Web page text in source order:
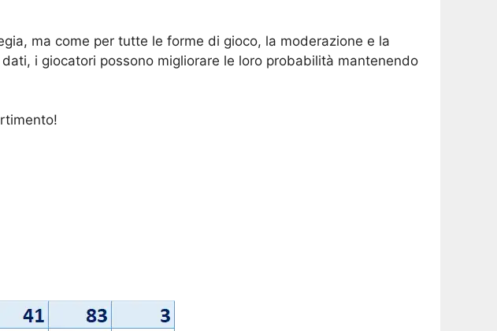
ma come per tutte le forme di gioco, la moderazione e la
i giocatori possono migliorare le loro probabilità mantenendo